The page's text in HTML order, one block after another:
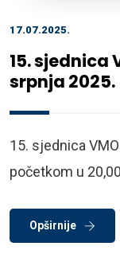
17.07.2025.
15. sjednica
srpnja 2025.
15. sjednica
početkom u
Opširnije